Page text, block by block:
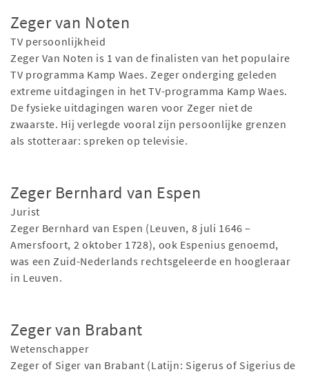
Zeger van Noten
TV persoonlijkheid
Zeger Van Noten is 1 van de finalisten van het populaire
TV programma Kamp Waes. Zeger onderging geleden
extreme uitdagingen in het TV-programma Kamp Waes.
De fysieke uitdagingen waren voor Zeger niet de
zwaarste. Hij verlegde vooral zijn persoonlijke grenzen
als stotteraar: spreken op televisie.
Zeger Bernhard van Espen
Jurist
Zeger Bernhard van Espen (Leuven, 8 juli 1646 –
Amersfoort, 2 oktober 1728), ook Espenius genoemd,
was een Zuid-Nederlands rechtsgeleerde en hoogleraar
in Leuven.
Zeger van Brabant
Wetenschapper
Zeger of Siger van Brabant (Latijn: Sigerus of Sigerius de